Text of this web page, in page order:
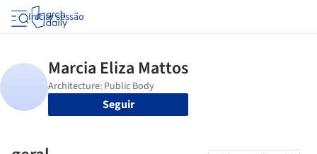
Iniciar sessão
Seguir